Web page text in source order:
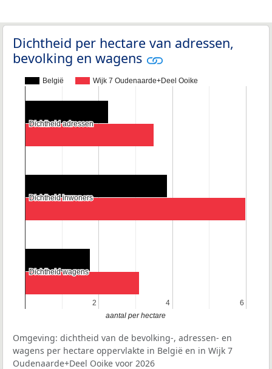
Dichtheid per hectare van adressen,
bevolking en wagens
België Wijk 7 Oudenaarde+Deel Ooike
2
2 4
4 6
6
Dichtheid adressen
Dichtheid adressen
Dichtheid inwoners
Dichtheid inwoners
Dichtheid wagens
Dichtheid wagens
aantal per hectare
Omgeving: dichtheid van de bevolking-, adressen- en
wagens per hectare oppervlakte in België en in Wijk 7
Oudenaarde+Deel Ooike voor 2026